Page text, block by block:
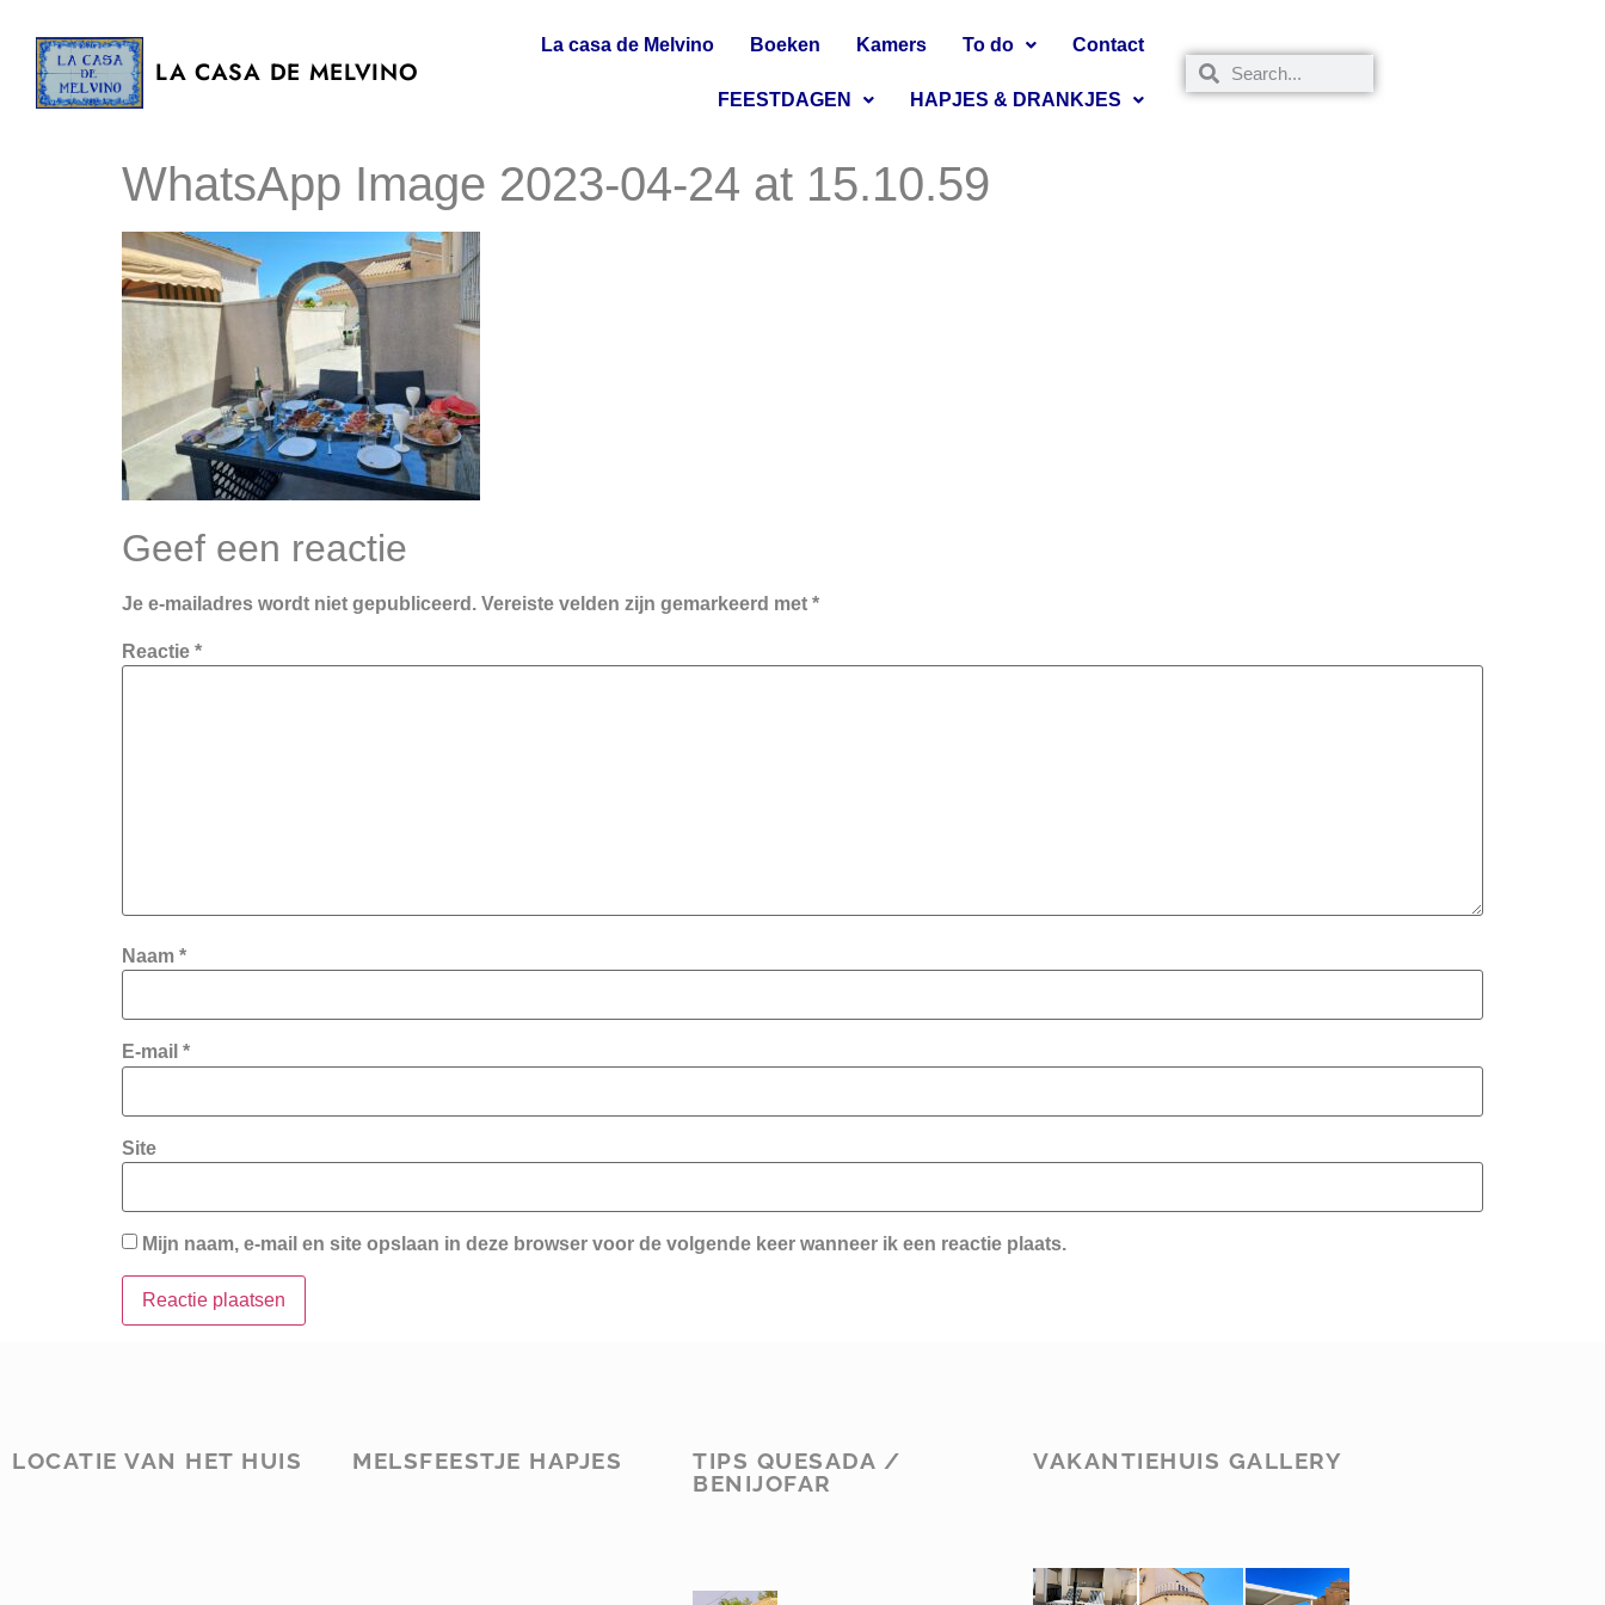
LA CASA DE MELVINO
La casa de Melvino Boeken Kamers To do Contact
FEESTDAGEN HAPJES & DRANKJES
WhatsApp Image 2023-04-24 at 15.10.59
Geef een reactie
Je e-mailadres wordt niet gepubliceerd. Vereiste velden zijn gemarkeerd met *
Reactie *
Naam *
E-mail *
Site
Mijn naam, e-mail en site opslaan in deze browser voor de volgende keer wanneer ik een reactie plaats.
LOCATIE VAN HET HUIS MELSFEESTJE HAPJES
TIPS QUESADA /
BENIJOFAR
VAKANTIEHUIS GALLERY